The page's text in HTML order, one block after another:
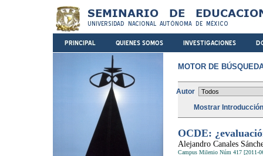
MOTOR DE
Autor
Mostrar
OCDE:
Alejandro Canales
Campus Milenio Núm 417 [2011-